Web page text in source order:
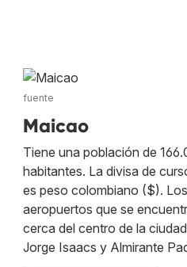
fuente
Maicao
Tiene una población de
habitantes. La divisa de
es peso colombiano ($). Los
aeropuertos que se
cerca del centro de la
Jorge Isaacs y Almirante